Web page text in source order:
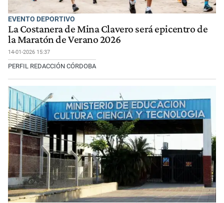
EVENTO DEPORTIVO
La Costanera de Mina Clavero será epicentro de
la Maratón de Verano 2026
14-01-2026 15:37
PERFIL REDACCIÓN CÓRDOBA